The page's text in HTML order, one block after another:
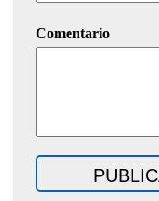
Comentario